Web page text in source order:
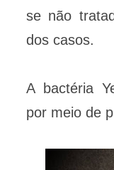
se não
dos casos.
A bactéria
por meio de